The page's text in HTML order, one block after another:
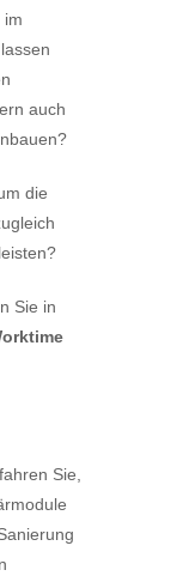
im
lassen
auch
die
Sie in
Sie,